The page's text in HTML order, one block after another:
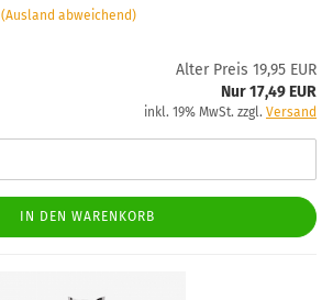
(Ausland abweichend)
Alter Preis 19,95 EUR
Nur 17,49 EUR
inkl. 19% MwSt. zzgl. Versand
IN DEN WARENKORB